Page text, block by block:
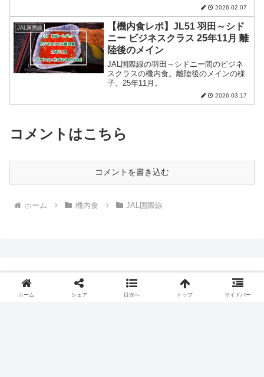
2026.02.07
JAL国際線
【機内食レポ】JL51 羽田～シド
ニー ビジネスクラス 25年11月 離
陸後のメイン
JAL国際線の羽田～シドニー間のビジネ
スクラスの機内食。離陸後のメインの様
子。25年11月。
2026.03.17
コメントはこちら
コメントを書き込む
ホーム 機内食 JAL国際線
プライバシーポリシー
ホーム シェア 目次へ トップ サイドバー